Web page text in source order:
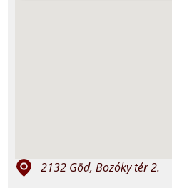
2132 Göd, Bozóky tér 2.